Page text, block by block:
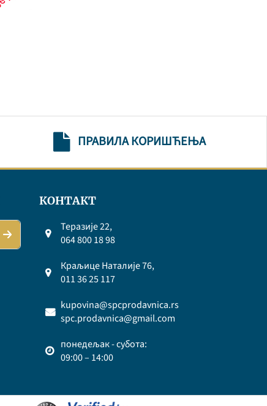
ПРАВИЛА КОРИШЋЕЊА
КОНТАКТ
Теразије 22,
064 800 18 98
Краљице Наталије 76,
011 36 25 117
kupovina@spcprodavnica.rs
spc.prodavnica@gmail.com
понедељак - субота:
09:00 – 14:00